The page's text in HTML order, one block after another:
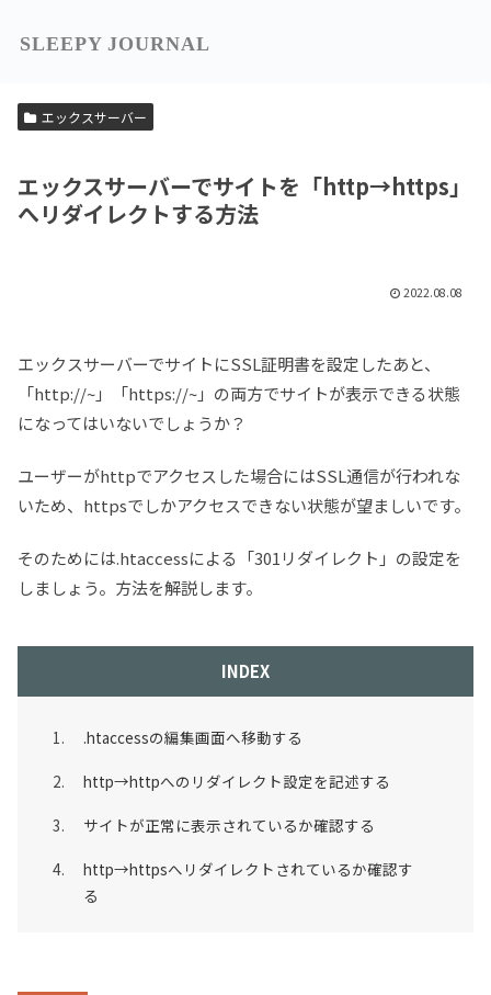
SLEEPY JOURNAL
エックスサーバー
エックスサーバーでサイトを「http→https」
へリダイレクトする方法
2022.08.08
エックスサーバーでサイトにSSL証明書を設定したあと、
「http://~」「https://~」の両方でサイトが表示できる状態
になってはいないでしょうか？
ユーザーがhttpでアクセスした場合にはSSL通信が行われな
いため、httpsでしかアクセスできない状態が望ましいです。
そのためには.htaccessによる「301リダイレクト」の設定を
しましょう。方法を解説します。
INDEX
.htaccessの編集画面へ移動する
http→httpへのリダイレクト設定を記述する
サイトが正常に表示されているか確認する
http→httpsへリダイレクトされているか確認す
る